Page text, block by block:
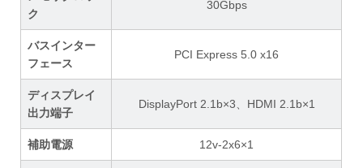
ク
30Gbps
バスインター
フェース
PCI Express 5.0 x16
ディスプレイ
出力端子
DisplayPort 2.1b×3、HDMI 2.1b×1
補助電源 12v-2x6×1